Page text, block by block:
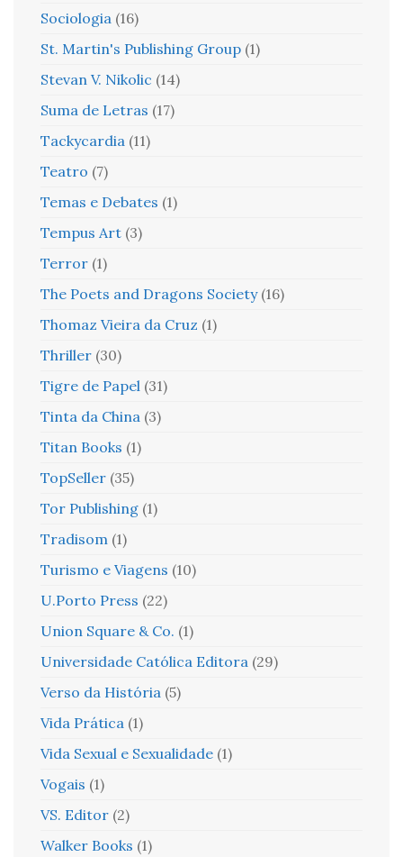
Sociologia (16)
St. Martin's Publishing Group (1)
Stevan V. Nikolic (14)
Suma de Letras (17)
Tackycardia (11)
Teatro (7)
Temas e Debates (1)
Tempus Art (3)
Terror (1)
The Poets and Dragons Society (16)
Thomaz Vieira da Cruz (1)
Thriller (30)
Tigre de Papel (31)
Tinta da China (3)
Titan Books (1)
TopSeller (35)
Tor Publishing (1)
Tradisom (1)
Turismo e Viagens (10)
U.Porto Press (22)
Union Square & Co. (1)
Universidade Católica Editora (29)
Verso da História (5)
Vida Prática (1)
Vida Sexual e Sexualidade (1)
Vogais (1)
VS. Editor (2)
Walker Books (1)